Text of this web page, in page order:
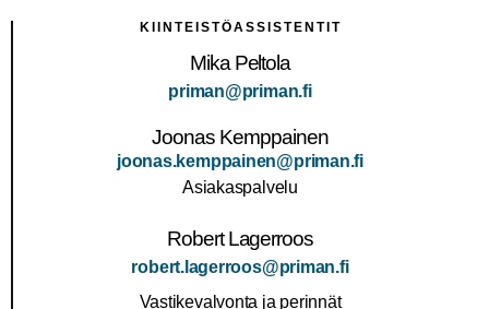
KIINTEISTÖASSISTENTIT
Mika Peltola
priman@priman.fi
Joonas Kemppainen
joonas.kemppainen@priman.fi
Asiakaspalvelu
Robert Lagerroos
robert.lagerroos@priman.fi
Vastikevalvonta ja perinnät